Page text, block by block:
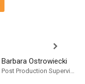
Barbara Ostrowiecki
Post Production Supervisor